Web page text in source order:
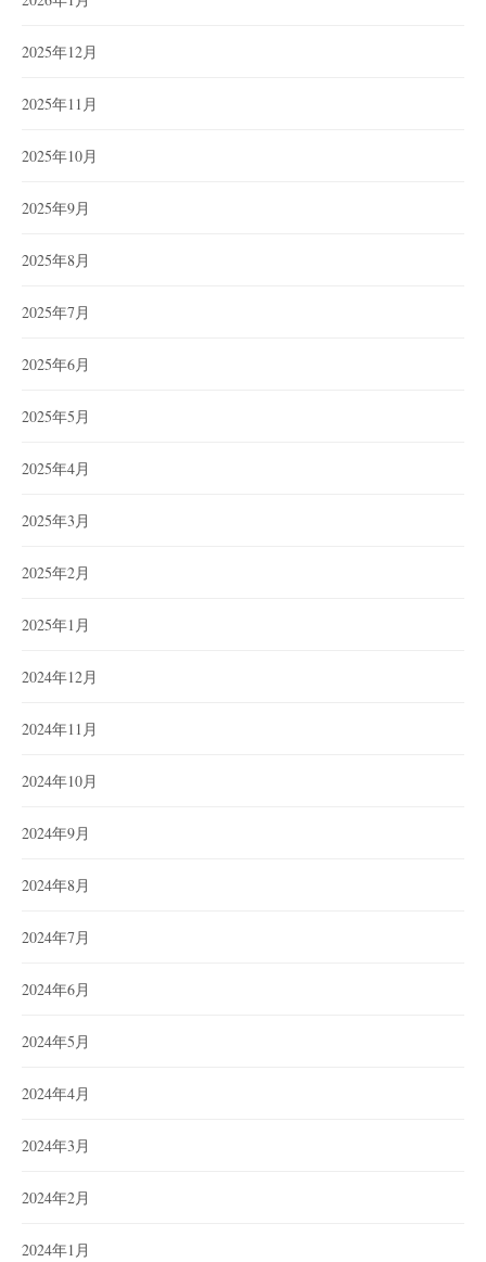
2025年12月
2025年11月
2025年10月
2025年9月
2025年8月
2025年7月
2025年6月
2025年5月
2025年4月
2025年3月
2025年2月
2025年1月
2024年12月
2024年11月
2024年10月
2024年9月
2024年8月
2024年7月
2024年6月
2024年5月
2024年4月
2024年3月
2024年2月
2024年1月